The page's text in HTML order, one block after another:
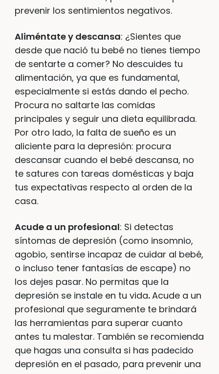
prevenir los sentimientos negativos.
Aliméntate y descansa: ¿Sientes que
desde que nació tu bebé no tienes tiempo
de sentarte a comer? No descuides tu
alimentación, ya que es fundamental,
especialmente si estás dando el pecho.
Procura no saltarte las comidas
principales y seguir una dieta equilibrada.
Por otro lado, la falta de sueño es un
aliciente para la depresión: procura
descansar cuando el bebé descansa, no
te satures con tareas domésticas y baja
tus expectativas respecto al orden de la
casa.
Acude a un profesional: Si detectas
síntomas de depresión (como insomnio,
agobio, sentirse incapaz de cuidar al bebé,
o incluso tener fantasías de escape) no
los dejes pasar. No permitas que la
depresión se instale en tu vida.Acude a un
profesional que seguramente te brindará
las herramientas para superar cuanto
antes tu malestar. También se recomienda
que hagas una consulta si has padecido
depresión en el pasado, para prevenir una